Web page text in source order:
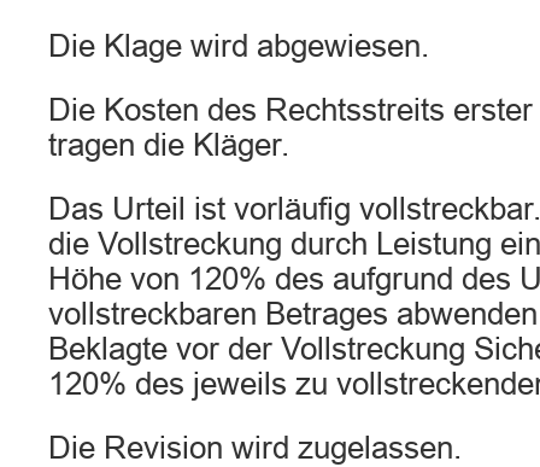
Die Klage wird abgewiesen.
Die Kosten des Rechtsstreits
tragen die Kläger.
Das Urteil ist vorläufig
die Vollstreckung durch Leistung
Höhe von 120% des aufgrund des
vollstreckbaren Betrages
Beklagte vor der Vollstreckung
120% des jeweils zu
Die Revision wird zugelassen.